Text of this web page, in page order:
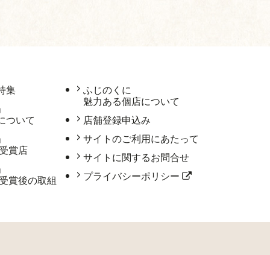
集
ついて
賞店
賞後の取組
ふじのくに
魅力ある個店について
店舗登録申込み
サイトのご利用にあたって
サイトに関するお問合せ
プライバシーポリシー